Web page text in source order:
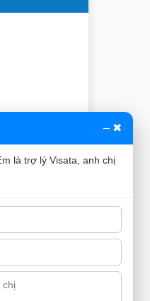
Nguyễn Thị
– ✖
là trợ lý Visata, anh chị